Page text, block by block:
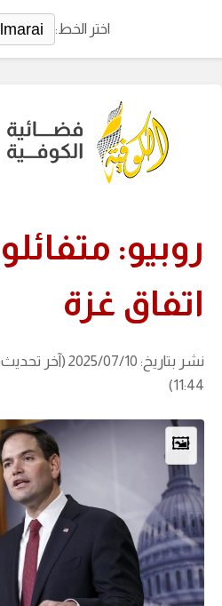
اختر الخط:
روبيو:
اتفاق غزة
11:44)
🖼️